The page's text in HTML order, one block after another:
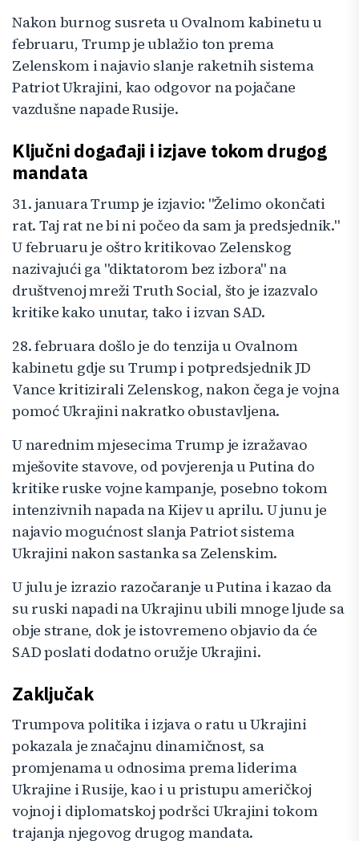
Nakon burnog susreta u Ovalnom kabinetu u
februaru, Trump je ublažio ton prema
Zelenskom i najavio slanje raketnih sistema
Patriot Ukrajini, kao odgovor na pojačane
vazdušne napade Rusije.
Ključni događaji i izjave tokom drugog
mandata
31. januara Trump je izjavio: "Želimo okončati
rat. Taj rat ne bi ni počeo da sam ja predsjednik."
U februaru je oštro kritikovao Zelenskog
nazivajući ga "diktatorom bez izbora" na
društvenoj mreži Truth Social, što je izazvalo
kritike kako unutar, tako i izvan SAD.
28. februara došlo je do tenzija u Ovalnom
kabinetu gdje su Trump i potpredsjednik JD
Vance kritizirali Zelenskog, nakon čega je vojna
pomoć Ukrajini nakratko obustavljena.
U narednim mjesecima Trump je izražavao
mješovite stavove, od povjerenja u Putina do
kritike ruske vojne kampanje, posebno tokom
intenzivnih napada na Kijev u aprilu. U junu je
najavio mogućnost slanja Patriot sistema
Ukrajini nakon sastanka sa Zelenskim.
U julu je izrazio razočaranje u Putina i kazao da
su ruski napadi na Ukrajinu ubili mnoge ljude sa
obje strane, dok je istovremeno objavio da će
SAD poslati dodatno oružje Ukrajini.
Zaključak
Trumpova politika i izjava o ratu u Ukrajini
pokazala je značajnu dinamičnost, sa
promjenama u odnosima prema liderima
Ukrajine i Rusije, kao i u pristupu američkoj
vojnoj i diplomatskoj podršci Ukrajini tokom
trajanja njegovog drugog mandata.